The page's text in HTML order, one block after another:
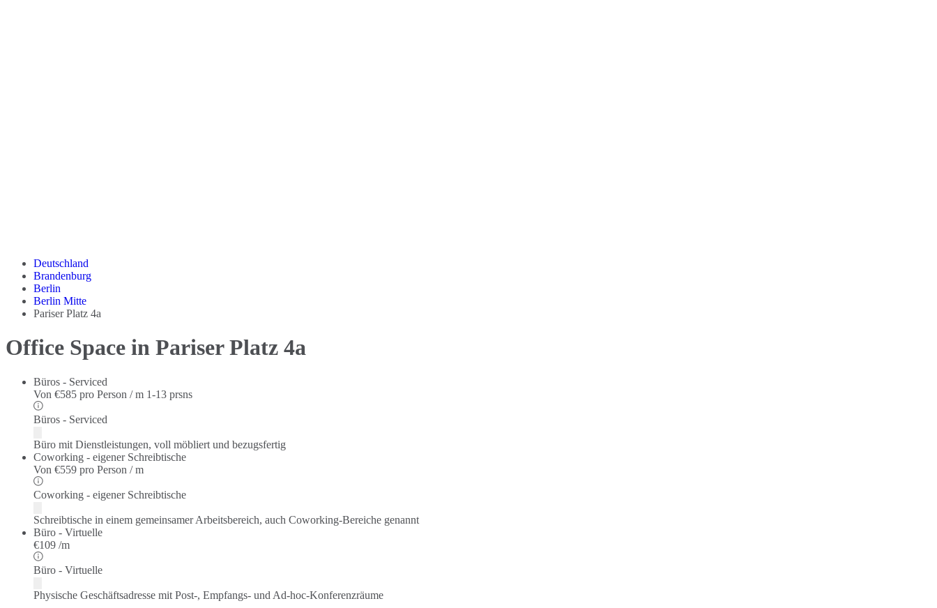
Deutschland
Brandenburg
Berlin
Berlin Mitte
Pariser Platz 4a
Office Space in Pariser Platz 4a
Büros - Serviced
Von €585 pro Person / m 1-13 prsns
Büros - Serviced
Büro mit Dienstleistungen, voll möbliert und bezugsfertig
Coworking - eigener Schreibtische
Von €559 pro Person / m
Coworking - eigener Schreibtische
Schreibtische in einem gemeinsamer Arbeitsbereich, auch Coworking-Bereiche genannt
Büro - Virtuelle
€109 /m
Büro - Virtuelle
Physische Geschäftsadresse mit Post-, Empfangs- und Ad-hoc-Konferenzräume